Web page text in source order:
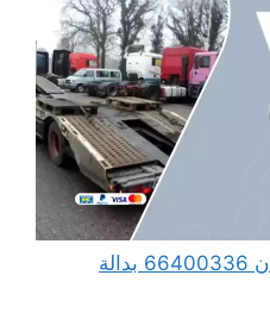
ونش كرين سطحة ام الهيمان 66400336 بدالة